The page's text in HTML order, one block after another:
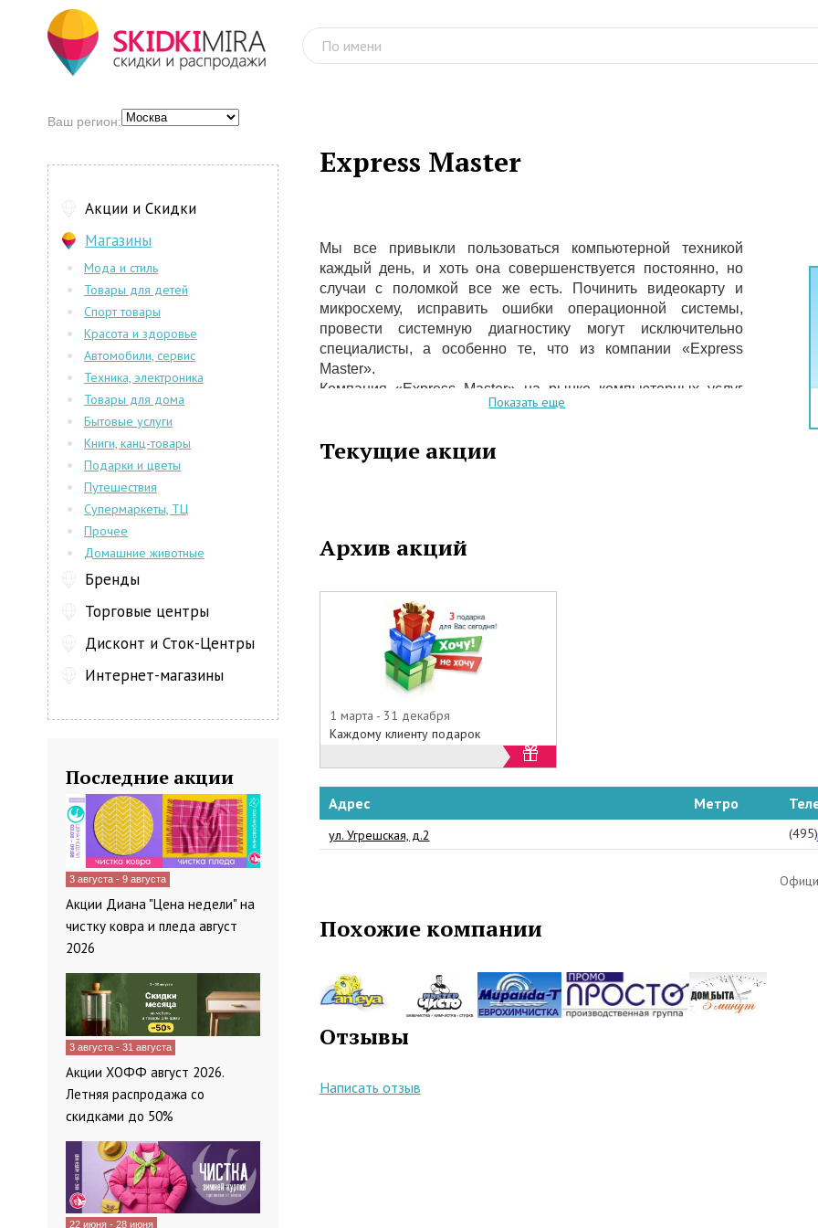
Express Master
Мы все привыкли пользоваться компьютерной техникой
каждый день, и хоть она совершенствуется постоянно, но
случаи с поломкой все же есть. Починить видеокарту и
микросхему, исправить ошибки операционной системы,
провести системную диагностику могут исключительно
специалисты, а особенно те, что из компании «Express
Master».
Компания «Express Master» на рынке компьютерных услуг
существует более пяти лет. Пусть срок и небольшой, но мы
компаний Подмосковья, а также сотням жителей Москвы.
Кроме разработок собственных, наши специалисты
диагностика системы проводится в считанные минуты.
Мы предлагаем быстрое и качественное обслуживание
компьютерной техники, демократичные цены и улыбку на
вашем лице!
Показать еще
Текущие акции
Архив акций
1 марта - 31 декабря
Каждому клиенту подарок
Адрес Метро
ул. Угрешская, д.2
Похожие компании
Отзывы
Написать отзыв
Ваш регион:
Акции и Скидки
Магазины
Мода и стиль
Товары для детей
Спорт товары
Красота и здоровье
Автомобили, сервис
Техника, электроника
Товары для дома
Бытовые услуги
Книги, канц-товары
Подарки и цветы
Путешествия
Супермаркеты, ТЦ
Прочее
Домашние животные
Бренды
Торговые центры
Дисконт и Сток-Центры
Интернет-магазины
Последние акции
3 августа - 9 августа
Акции Диана "Цена недели" на
чистку ковра и пледа август
2026
3 августа - 31 августа
Акции ХОФФ август 2026.
Летняя распродажа со
скидками до 50%
22 июня - 28 июня